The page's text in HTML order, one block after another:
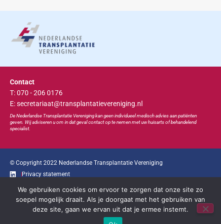
Contact
T: 070 - 206 0176
E: secretariaat@transplantatievereniging.nl
De Nederlandse Transplantatie Vereniging kan geen individueel medisch advies aan patiënten
geven. Wij adviseren u om in dat geval contact op te nemen met uw huisarts of behandelend
specialist.
© Copyright 2022 Nederlandse Transplantatie Vereniging
Privacy statement
Ga snel naar...
Educatie
We gebruiken cookies om ervoor te zorgen dat onze site zo
soepel mogelijk draait. Als je doorgaat met het gebruiken van
deze site, gaan we ervan uit dat je ermee instemt.